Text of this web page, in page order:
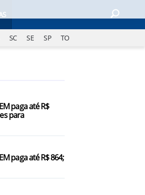
SC SE SP TO
paga até R$
para
paga até R$ 864;